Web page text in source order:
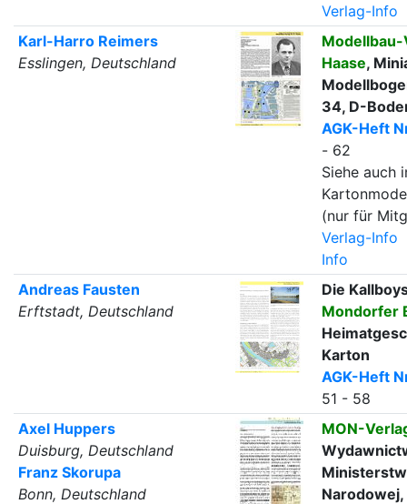
Verlag-Info
Karl-Harro Reimers
Esslingen, Deutschland
Modellbau-
Haase,
34, D-
AGK-Heft
- 62
Siehe auch
(nur für
Verlag-Info
Info
Andreas Fausten
Erftstadt, Deutschland
Die
Mondorfer
Karton
AGK-Heft
51 - 58
Axel Huppers
Duisburg, Deutschland
Franz Skorupa
Bonn, Deutschland
MON-
Narodowej,